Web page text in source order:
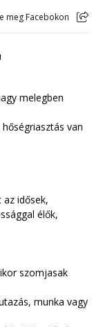
meg Facebokon
melegben
van
idősek,
élők,
szomjasak
munka vagy